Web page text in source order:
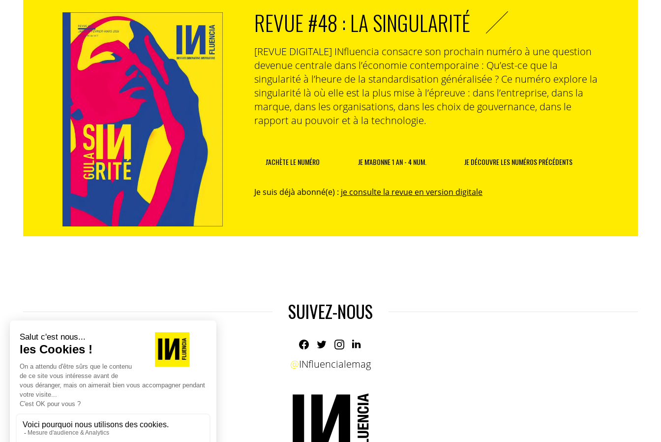
REVUE #48 : LA SINGULARITÉ
[REVUE DIGITALE] INfluencia consacre son prochain numéro à une question
devenue centrale dans l’économie contemporaine : Qu’est-ce que la
singularité à l’heure de la standardisation généralisée ? Ce numéro explore la
singularité là où elle est la plus mise à l’épreuve : dans l’entreprise, dans la
marque, dans les organisations, dans les choix de gouvernance, dans le
rapport au pouvoir et à la technologie.
J'ACHÈTE LE NUMÉRO JE M'ABONNE 1 AN - 4 NUM. JE DÉCOUVRE LES NUMÉROS PRÉCÉDENTS
Je suis déjà abonné(e) : je consulte la revue en version digitale
SUIVEZ-NOUS
@INfluencialemag